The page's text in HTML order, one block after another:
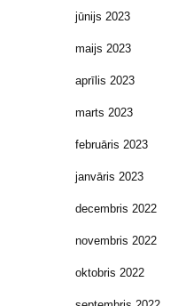
jūnijs 2023
maijs 2023
aprīlis 2023
marts 2023
februāris 2023
janvāris 2023
decembris 2022
novembris 2022
oktobris 2022